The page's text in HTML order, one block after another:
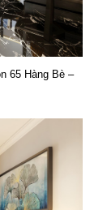
65 Hàng Bè –